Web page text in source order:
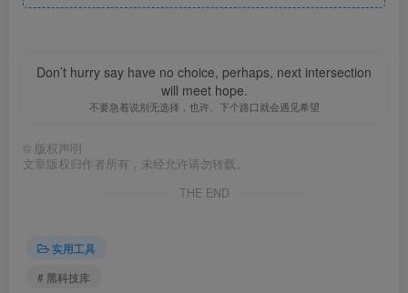
Don’t hurry say have no choice, perhaps, next intersection
will meet hope.
不要急着说别无选择，也许、下个路口就会遇见希望
© 版权声明
文章版权归作者所有，未经允许请勿转载。
THE END
实用工具
# 黑科技库